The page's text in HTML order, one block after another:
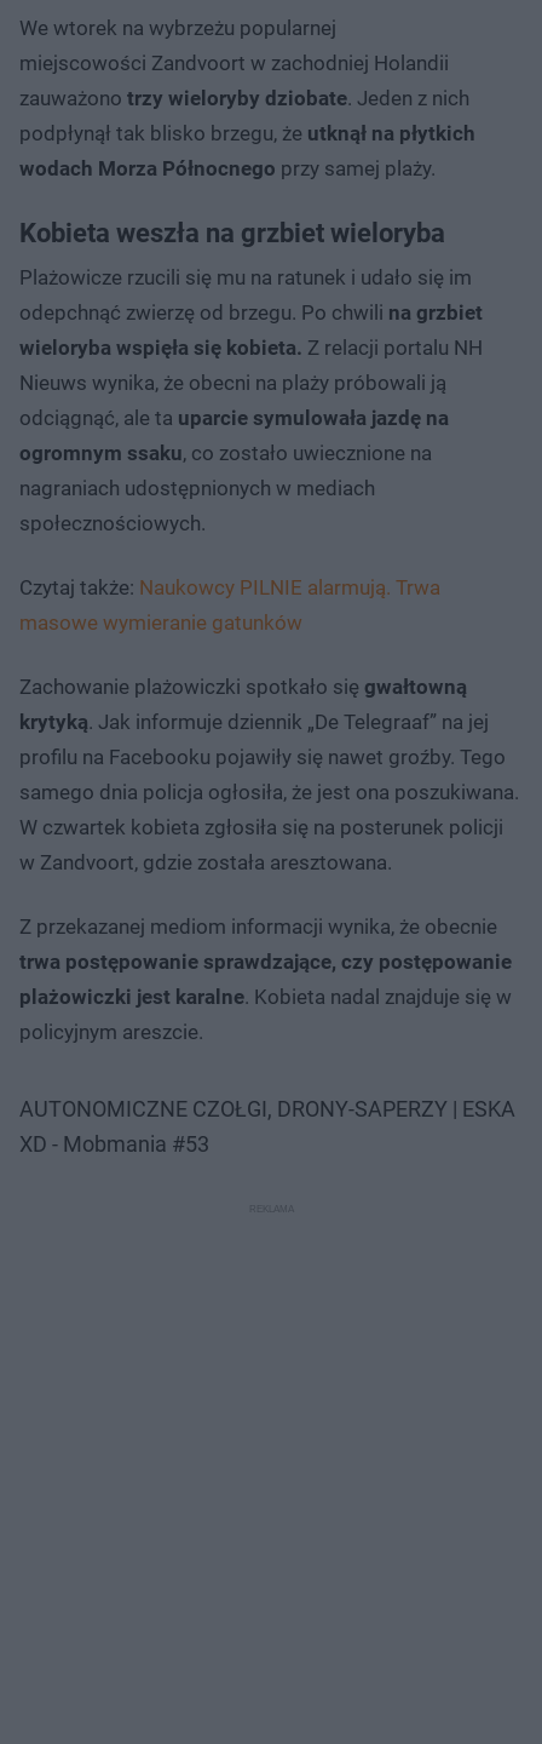
We wtorek na wybrzeżu popularnej
miejscowości Zandvoort w zachodniej Holandii
zauważono trzy wieloryby dziobate. Jeden z nich
podpłynął tak blisko brzegu, że utknął na płytkich
wodach Morza Północnego przy samej plaży.
Kobieta weszła na grzbiet wieloryba
Plażowicze rzucili się mu na ratunek i udało się im
odepchnąć zwierzę od brzegu. Po chwili na grzbiet
wieloryba wspięła się kobieta. Z relacji portalu NH
Nieuws wynika, że obecni na plaży próbowali ją
odciągnąć, ale ta uparcie symulowała jazdę na
ogromnym ssaku, co zostało uwiecznione na
nagraniach udostępnionych w mediach
społecznościowych.
Czytaj także: Naukowcy PILNIE alarmują. Trwa
masowe wymieranie gatunków
Zachowanie plażowiczki spotkało się gwałtowną
krytyką. Jak informuje dziennik „De Telegraaf” na jej
profilu na Facebooku pojawiły się nawet groźby. Tego
samego dnia policja ogłosiła, że jest ona poszukiwana.
W czwartek kobieta zgłosiła się na posterunek policji
w Zandvoort, gdzie została aresztowana.
Z przekazanej mediom informacji wynika, że obecnie
trwa postępowanie sprawdzające, czy postępowanie
plażowiczki jest karalne. Kobieta nadal znajduje się w
policyjnym areszcie.
AUTONOMICZNE CZOŁGI, DRONY-SAPERZY | ESKA
XD - Mobmania #53